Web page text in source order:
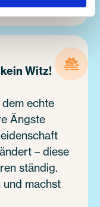
Witz!
echte
Ängste
– diese
ständig.
und machst